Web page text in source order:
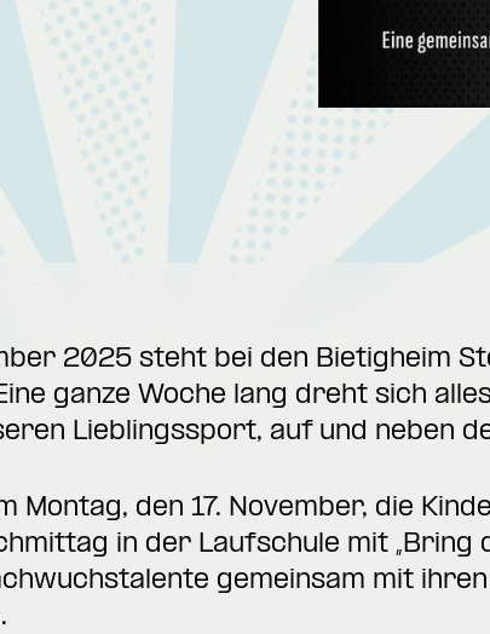
2025 steht bei den Bietigheim
ganze Woche lang dreht sich
Lieblingssport, auf und neben
Montag, den 17. November, die
in der Laufschule mit „Bring
gemeinsam mit